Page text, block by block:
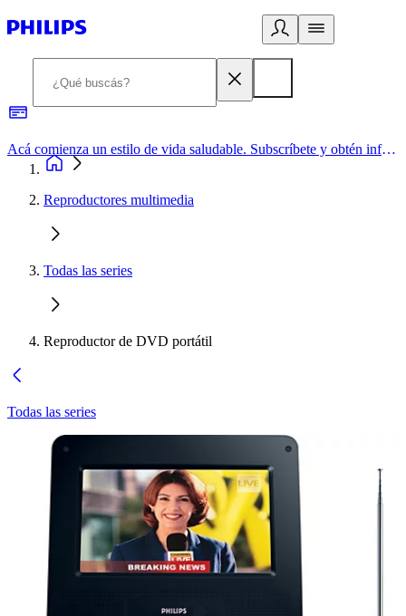
Acá comienza un estilo de vida saludable. Subscríbete y obtén información de primera mano
Reproductores multimedia
Todas las series
Reproductor de DVD portátil
Todas las series